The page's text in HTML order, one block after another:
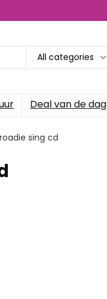
All categories
Deal van de dag
sing cd